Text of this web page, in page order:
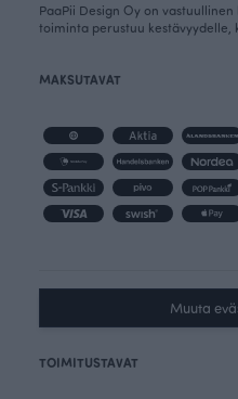
PaaPii Design Oy on
toiminta perustuu kestävyydelle,
MAKSUTAVAT
Muuta
TOIMITUSTAVAT